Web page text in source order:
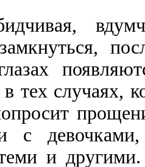
тех случаях,
с
и